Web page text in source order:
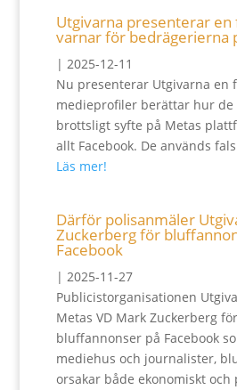
Utgivarna presenterar en
varnar för bedrägerierna
| 2025-12-11
Nu presenterar Utgivarna en
medieprofiler berättar hur
brottsligt syfte på Metas
allt Facebook. De används
Läs mer!
Därför polisanmäler
Zuckerberg för
Facebook
| 2025-11-27
Publicistorganisationen
Metas VD Mark Zuckerberg
bluffannonser på Facebook
mediehus och journalister,
orsakar både ekonomiskt